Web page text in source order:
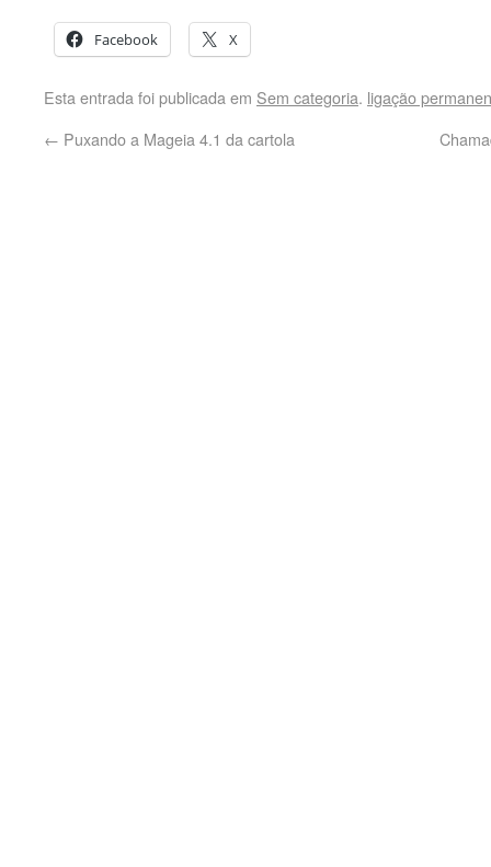
Facebook X
Esta entrada foi publicada em Sem categoria. ligação
← Puxando a Mageia 4.1 da cartola